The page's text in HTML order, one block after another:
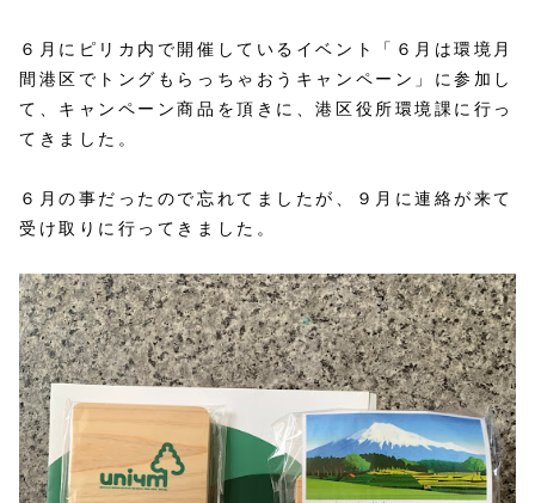
６月にピリカ内で開催しているイベント「６月は環境月
間港区でトングもらっちゃおうキャンペーン」に参加し
て、キャンペーン商品を頂きに、港区役所環境課に行っ
てきました。
６月の事だったので忘れてましたが、９月に連絡が来て
受け取りに行ってきました。